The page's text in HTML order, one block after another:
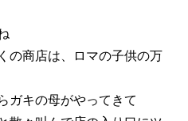
の商店は、ロマの子供の万
ガキの母がやってきて